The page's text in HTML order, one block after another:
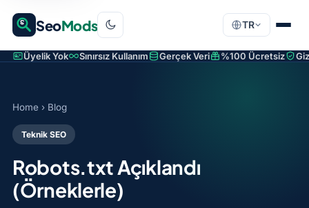
SeoMods TR
Üyelik Yok Sınırsız Kullanım Gerçek Veri %100 Ücretsiz
Home › Blog
Teknik SEO
Robots.txt Açıklandı
(Örneklerle)